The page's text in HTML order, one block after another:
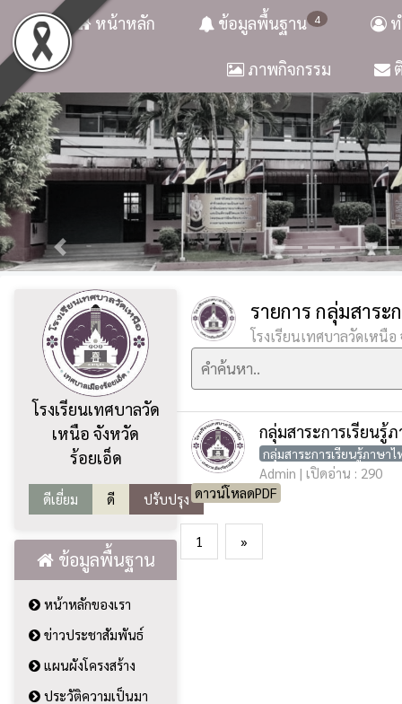
หน้าหลัก 4
ข้อมูลพื้นฐาน ท
ภาพกิจกรรม
โรงเรียนเทศบาลวัด
เหนือ จังหวัด
ร้อยเอ็ด
ดีเยี่ยม ดี ปรับปรุง
ข้อมูลพื้นฐาน
หน้าหลักของเรา
ข่าวประชาสัมพันธ์
แผนผังโครงสร้าง
ประวัติความเป็นมา
รายการ กลุ่มสาระ
โรงเรียนเทศบาลวัดเหนือ
กลุ่มสาระการเรียนรู้
กลุ่มสาระการเรียนรู้ภาษา
Admin | เปิดอ่าน : 290
ดาวน์โหลดPDF
1 »